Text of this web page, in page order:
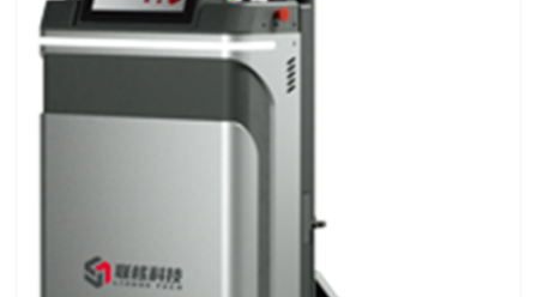
生命保険・損害保険システム開発​
クレジットカード業務システム開発
Microsoft 製品導入サービス​
Webアプリケーション開発​
人事給与ERP導入支援コンサルティング
Microsoft365 導入・運用支援サービス